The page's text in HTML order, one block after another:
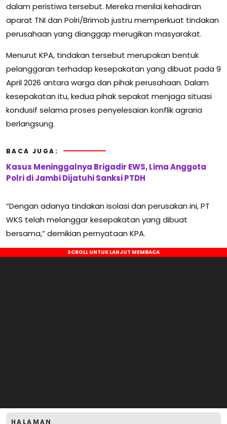
dalam peristiwa tersebut. Mereka menilai kehadiran
aparat TNI dan Polri/Brimob justru memperkuat tindakan
perusahaan yang dianggap merugikan masyarakat.
Menurut KPA, tindakan tersebut merupakan bentuk
pelanggaran terhadap kesepakatan yang dibuat pada 9
April 2026 antara warga dan pihak perusahaan. Dalam
kesepakatan itu, kedua pihak sepakat menjaga situasi
kondusif selama proses penyelesaian konflik agraria
berlangsung.
BACA JUGA:
Kasus Meninggalnya Brigadir EWS, Lima Anggota
Polri di Jambi Dijatuhi Sanksi PTDH
“Dengan adanya tindakan isolasi dan perusakan ini, PT
WKS telah melanggar kesepakatan yang dibuat
bersama,” demikian pernyataan KPA.
HALAMAN